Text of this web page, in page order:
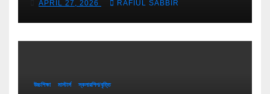
APRIL 27, 2026 RAFIUL SABBIR
উচ্চশিক্ষা মাস্টার্স স্কলারশিপ/বৃত্তি